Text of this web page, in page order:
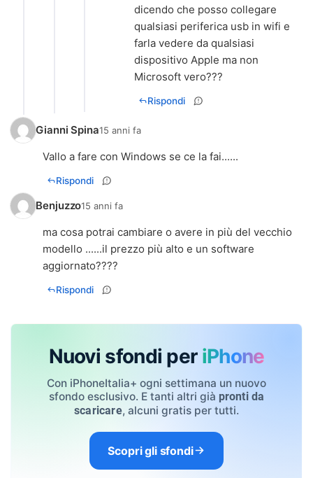
dicendo che posso collegare
qualsiasi periferica usb in wifi e
farla vedere da qualsiasi
dispositivo Apple ma non
Microsoft vero???
Rispondi
Gianni Spina15 anni fa
Vallo a fare con Windows se ce la fai......
Rispondi
Benjuzzo15 anni fa
ma cosa potrai cambiare o avere in più del vecchio
modello ......il prezzo più alto e un software
aggiornato????
Rispondi
Nuovi sfondi per iPhone
Con iPhoneItalia+ ogni settimana un nuovo
sfondo esclusivo. E tanti altri già pronti da
scaricare, alcuni gratis per tutti.
Scopri gli sfondi